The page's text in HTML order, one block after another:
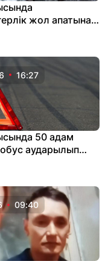
жол апатынан
16:27
50 адам
аударылып
09:40